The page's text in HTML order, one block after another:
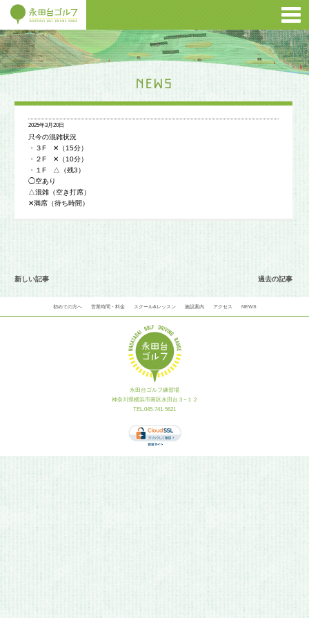
2025年3月20日
只今の混雑状況
・３F ✕（15分）
・２F ✕（10分）
・１F △（残3）
◯空あり
△混雑（空き打席）
✕満席（待ち時間）
新しい記事 過去の記事
初めての方へ 営業時間・料金 スクール&レッスン 施設案内 アクセス NEWS
永田台ゴルフ練習場
神奈川県横浜市南区永田台３−１２
TEL.045-741-5621